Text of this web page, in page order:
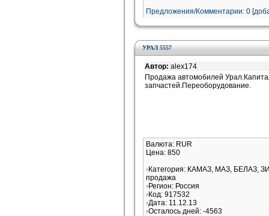
Предложения/Комментарии: 0
УРАЛ 5557
Автор: alex174
Продажа автомобилей
запчастей.Переоборудование.
Валюта: RUR
Цена: 850
Категория: КАМАЗ, МАЗ, БЕЛАЗ,
продажа
Регион: Россия
Код: 917532
Дата: 11.12.13
Осталось дней: -4563